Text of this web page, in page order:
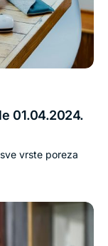
01.04.2024.
vrste poreza